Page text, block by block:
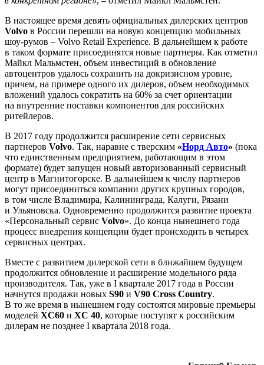
В настоящее время девять официальных дилерских центров
Volvo в России перешли на новую концепцию мобильных
шоу-румов – Volvo Retail Experience. В дальнейшем к работе
в таком формате присоединятся новые партнеры. Как отметил
Майкл Мальмстен, объем инвестиций в обновление
автоцентров удалось сохранить на докризисном уровне,
причем, на примере одного их дилеров, объем необходимых
вложений удалось сократить на 60% за счет ориентации
на внутренние поставки компонентов для российских
ритейлеров.
В 2017 году продолжится расширение сети сервисных
партнеров Volvo. Так, наравне с тверским «Норд Авто» (пока
что единственным предприятием, работающим в этом
формате) будет запущен новый авторизованный сервисный
центр в Магнитогорске. В дальнейшем к числу партнеров
могут присоединиться компании других крупных городов,
в том числе Владимира, Калининграда, Калуги, Рязани
и Ульяновска. Одновременно продолжится развитие проекта
«Персональный сервис Volvo». До конца нынешнего года
процесс внедрения концепции будет происходить в четырех
сервисных центрах.
Вместе с развитием дилерской сети в ближайшем будущем
продолжится обновление и расширение модельного ряда
производителя. Так, уже в I квартале 2017 года в России
начнутся продажи новых S90 и V90 Cross Country.
В то же время в нынешнем году состоятся мировые премьеры
моделей XC60 и XС 40, которые поступят к российским
дилерам не позднее I квартала 2018 года.